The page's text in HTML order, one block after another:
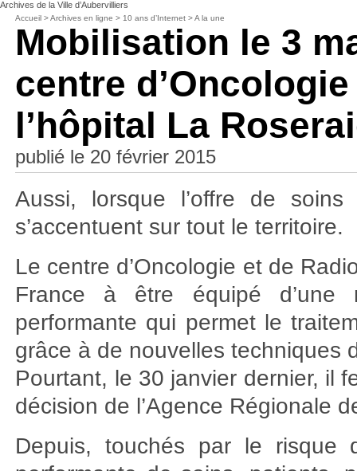
Archives de la Ville d’Aubervilliers
Accueil >Archives en ligne > 10 ans d’Internet >A la une
Mobilisation le 3
centre
l’hôpital La
publié le 20 février 2015
Aussi, lorsque l’offre de
s’accentuent sur tout le territoire.
Le centre d’Oncologie et de
France à être équipé d’une
performante qui permet le
grâce à de nouvelles techniques
Pourtant, le 30 janvier dernier, il
décision de l’Agence Régionale
Depuis, touchés par le risque